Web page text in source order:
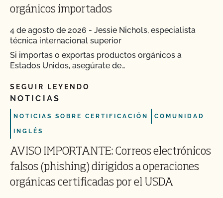
orgánicos importados
4 de agosto de 2026 - Jessie Nichols, especialista
técnica internacional superior
Si importas o exportas productos orgánicos a
Estados Unidos, asegúrate de…
SEGUIR LEYENDO
NOTICIAS
NOTICIAS SOBRE CERTIFICACIÓN COMUNIDAD
INGLÉS
AVISO IMPORTANTE: Correos electrónicos
falsos (phishing) dirigidos a operaciones
orgánicas certificadas por el USDA